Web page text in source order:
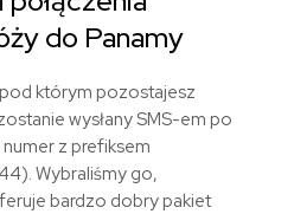
do Panamy
którym pozostajesz
wysłany SMS-em po
z prefiksem
Wybraliśmy go,
bardzo dobry pakiet